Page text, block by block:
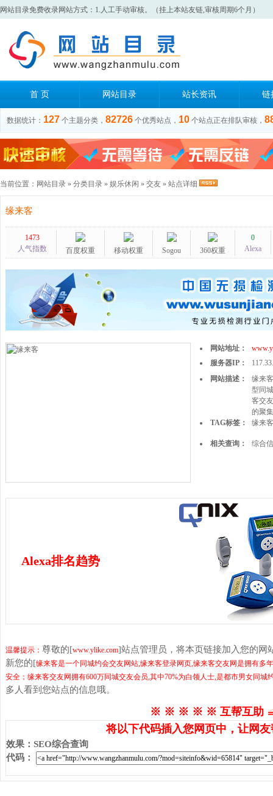
网站目录免费收录网站方式：1.人工手动审核。（挂上本站友链,审核周期6个月）
首 页 网站目录 站长资讯 链
数据统计： 127 个主题分类， 82726 个优秀站点， 10 个站点正在排队审核，
当前位置： 网站目录 » 分类目录 » 娱乐休闲 » 交友 » 站点详细
缘来客
1473
人气指数
百度权重 移动权重 Sogou 360权重
0
Alexa
网站地址：
服务器IP：
网站描述：
缘来
型同
客交
的聚
TAG标签：
缘来
相关查询： 综合
Alexa排名趋势
温馨提示： 尊敬的[www.ylike.com]站点管理员，将本页链接加入您的网
新您的[缘来客是一个同城约会交友网站,缘来客登录网页,缘来客交友网是拥有
安全；缘来客交友网拥有600万同城交友会员,其中70%为白领人士,是都市男女同城
多人看到您站点的信息哦。
※ ※ ※ ※ ※ 互帮互助
将以下代码插入您网页中，让网
效果 ： SEO综合查询
代码 ：